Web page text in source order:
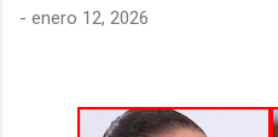
- enero 12, 2026